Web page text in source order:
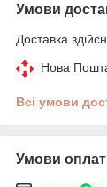
Умови
Доставка
Нова
Всі умови
Умови